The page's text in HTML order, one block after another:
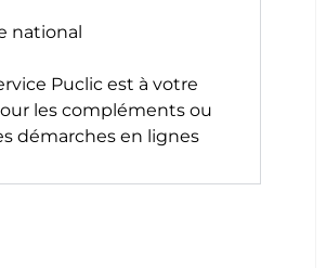
national
Puclic est à votre
les compléments ou
démarches en lignes